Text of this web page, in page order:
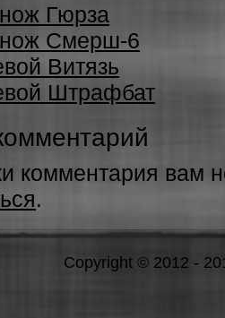
Гюрза
Смерш-6
Витязь
Штрафбат
комментария вам
.
Copyright © 2012 -